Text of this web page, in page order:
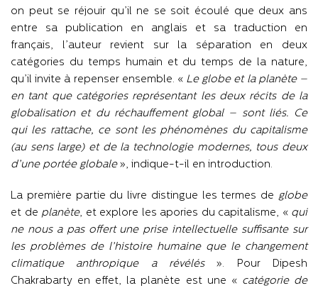
on peut se réjouir qu’il ne se soit écoulé que deux ans
entre sa publication en anglais et sa traduction en
français, l’auteur revient sur la séparation en deux
catégories du temps humain et du temps de la nature,
qu’il invite à repenser ensemble. « Le globe et la planète –
en tant que catégories représentant les deux récits de la
globalisation et du réchauffement global – sont liés. Ce
qui les rattache, ce sont les phénomènes du capitalisme
(au sens large) et de la technologie modernes, tous deux
d’une portée globale», indique-t-il en introduction.
La première partie du livre distingue les termes de globe
et de planète, et explore les apories du capitalisme, « qui
ne nous a pas offert une prise intellectuelle suffisante sur
les problèmes de l’histoire humaine que le changement
climatique anthropique a révélés». Pour Dipesh
Chakrabarty en effet, la planète est une « catégorie de